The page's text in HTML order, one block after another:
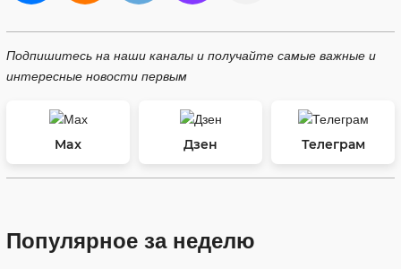
Подпишитесь на наши каналы и получайте самые важные и
интересные новости первым
Max Дзен Телеграм
Популярное за неделю